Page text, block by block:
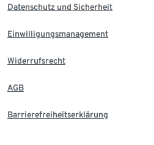
Datenschutz und Sicherheit
Einwilligungsmanagement
Widerrufsrecht
AGB
Barrierefreiheitserklärung